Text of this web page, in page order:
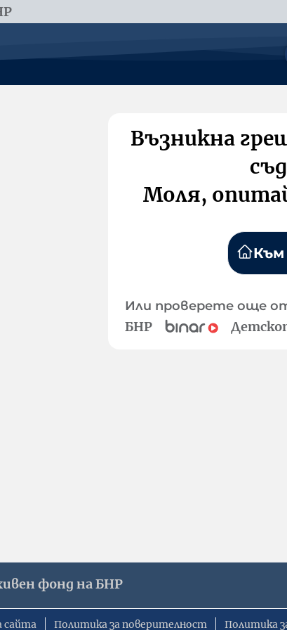
Възникна
Моля,
Към
Или проверете още
БНР
фонд на БНР
сайта Политика за поверителност Политика